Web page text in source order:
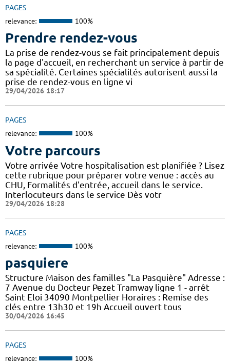
PAGES
relevance: 100%
Prendre rendez-vous
La prise de rendez-vous se fait principalement depuis
la page d'accueil, en recherchant un service à partir de
sa spécialité. Certaines spécialités autorisent aussi la
prise de rendez-vous en ligne vi
29/04/2026 18:17
PAGES
relevance: 100%
Votre parcours
Votre arrivée Votre hospitalisation est planifiée ? Lisez
cette rubrique pour préparer votre venue : accès au
CHU, Formalités d'entrée, accueil dans le service.
Interlocuteurs dans le service Dès votr
29/04/2026 18:28
PAGES
relevance: 100%
pasquiere
Structure Maison des familles "La Pasquière" Adresse :
7 Avenue du Docteur Pezet Tramway ligne 1 - arrêt
Saint Eloi 34090 Montpellier Horaires : Remise des
clés entre 13h30 et 19h Accueil ouvert tous
30/04/2026 16:45
PAGES
relevance: 100%